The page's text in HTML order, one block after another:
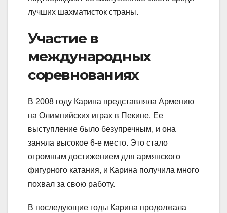
лучших шахматисток страны.
Участие в
международных
соревнованиях
В 2008 году Карина представляла Армению
на Олимпийских играх в Пекине. Ее
выступление было безупречным, и она
заняла высокое 6-е место. Это стало
огромным достижением для армянского
фигурного катания, и Карина получила много
похвал за свою работу.
В последующие годы Карина продолжала